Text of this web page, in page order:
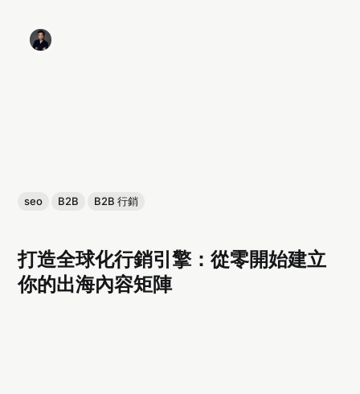
seo B2B B2B 行銷
打造全球化行銷引擎：從零開始建立
你的出海內容矩陣